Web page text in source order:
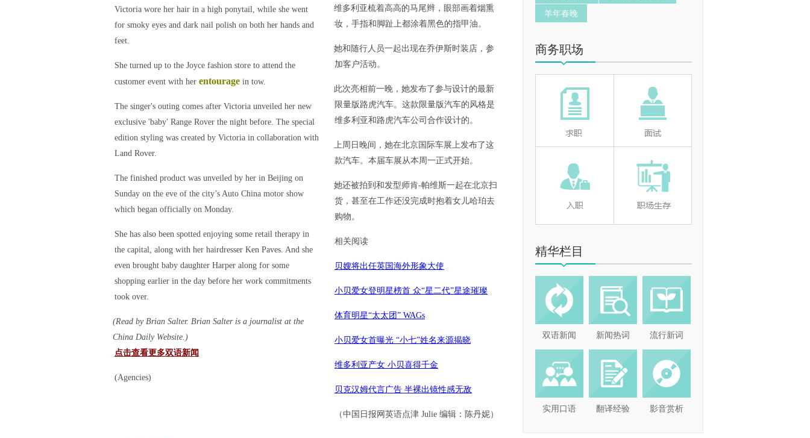
Victoria wore her hair in a high ponytail, while she went
for smoky eyes and dark nail polish on both her hands and
feet.
She turned up to the Joyce fashion store to attend the
customer event with her entourage in tow.
The singer's outing comes after Victoria unveiled her new
exclusive 'baby' Range Rover the night before. The special
edition styling was created by Victoria in collaboration with
Land Rover.
The finished product was unveiled by her in Beijing on
Sunday on the eve of the city’s Auto China motor show
which began officially on Monday.
She has also been spotted enjoying some retail therapy in
the capital, along with her hairdresser Ken Paves. And she
even brought baby daughter Harper along for some
shopping earlier in the day before her work commitments
took over.
(Read by Brian Salter. Brian Salter is a journalist at the
China Daily Website.)
点击查看更多双语新闻
(Agencies)
维多利亚梳着高高的马尾辫，眼部画着烟熏
妆，手指和脚趾上都涂着黑色的指甲油。
她和随行人员一起出现在乔伊斯时装店，参
加客户活动。
此次亮相前一晚，她发布了参与设计的最新
限量版路虎汽车。这款限量版汽车的风格是
维多利亚和路虎汽车公司合作设计的。
上周日晚间，她在北京国际车展上发布了这
款汽车。本届车展从本周一正式开始。
她还被拍到和发型师肯-帕维斯一起在北京扫
货，甚至在工作还没完成时抱着女儿哈珀去
购物。
相关阅读
贝嫂将出任英国海外形象大使
小贝爱女登明星榜首 众“星二代”星途璀璨
体育明星“太太团” WAGs
小贝爱女首曝光 “小七”姓名来源揭晓
维多利亚产女 小贝喜得千金
贝克汉姆代言广告 半裸出镜性感无敌
（中国日报网英语点津 Julie 编辑：陈丹妮）
羊年春晚
商务职场
精华栏目
双语新闻 新闻热词 流行新词
实用口语 翻译经验 影音赏析